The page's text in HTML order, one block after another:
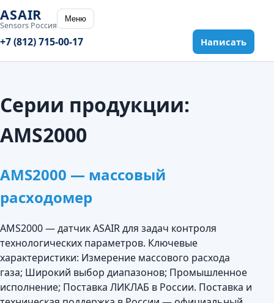
ASAIR
Sensors Россия
Меню
+7 (812) 715-00-17 Написать
Серии продукции:
AMS2000
AMS2000 — массовый
расходомер
AMS2000 — датчик ASAIR для задач контроля
технологических параметров. Ключевые
характеристики: Измерение массового расхода
газа; Широкий выбор диапазонов; Промышленное
исполнение; Поставка ЛИКЛАБ в России. Поставка и